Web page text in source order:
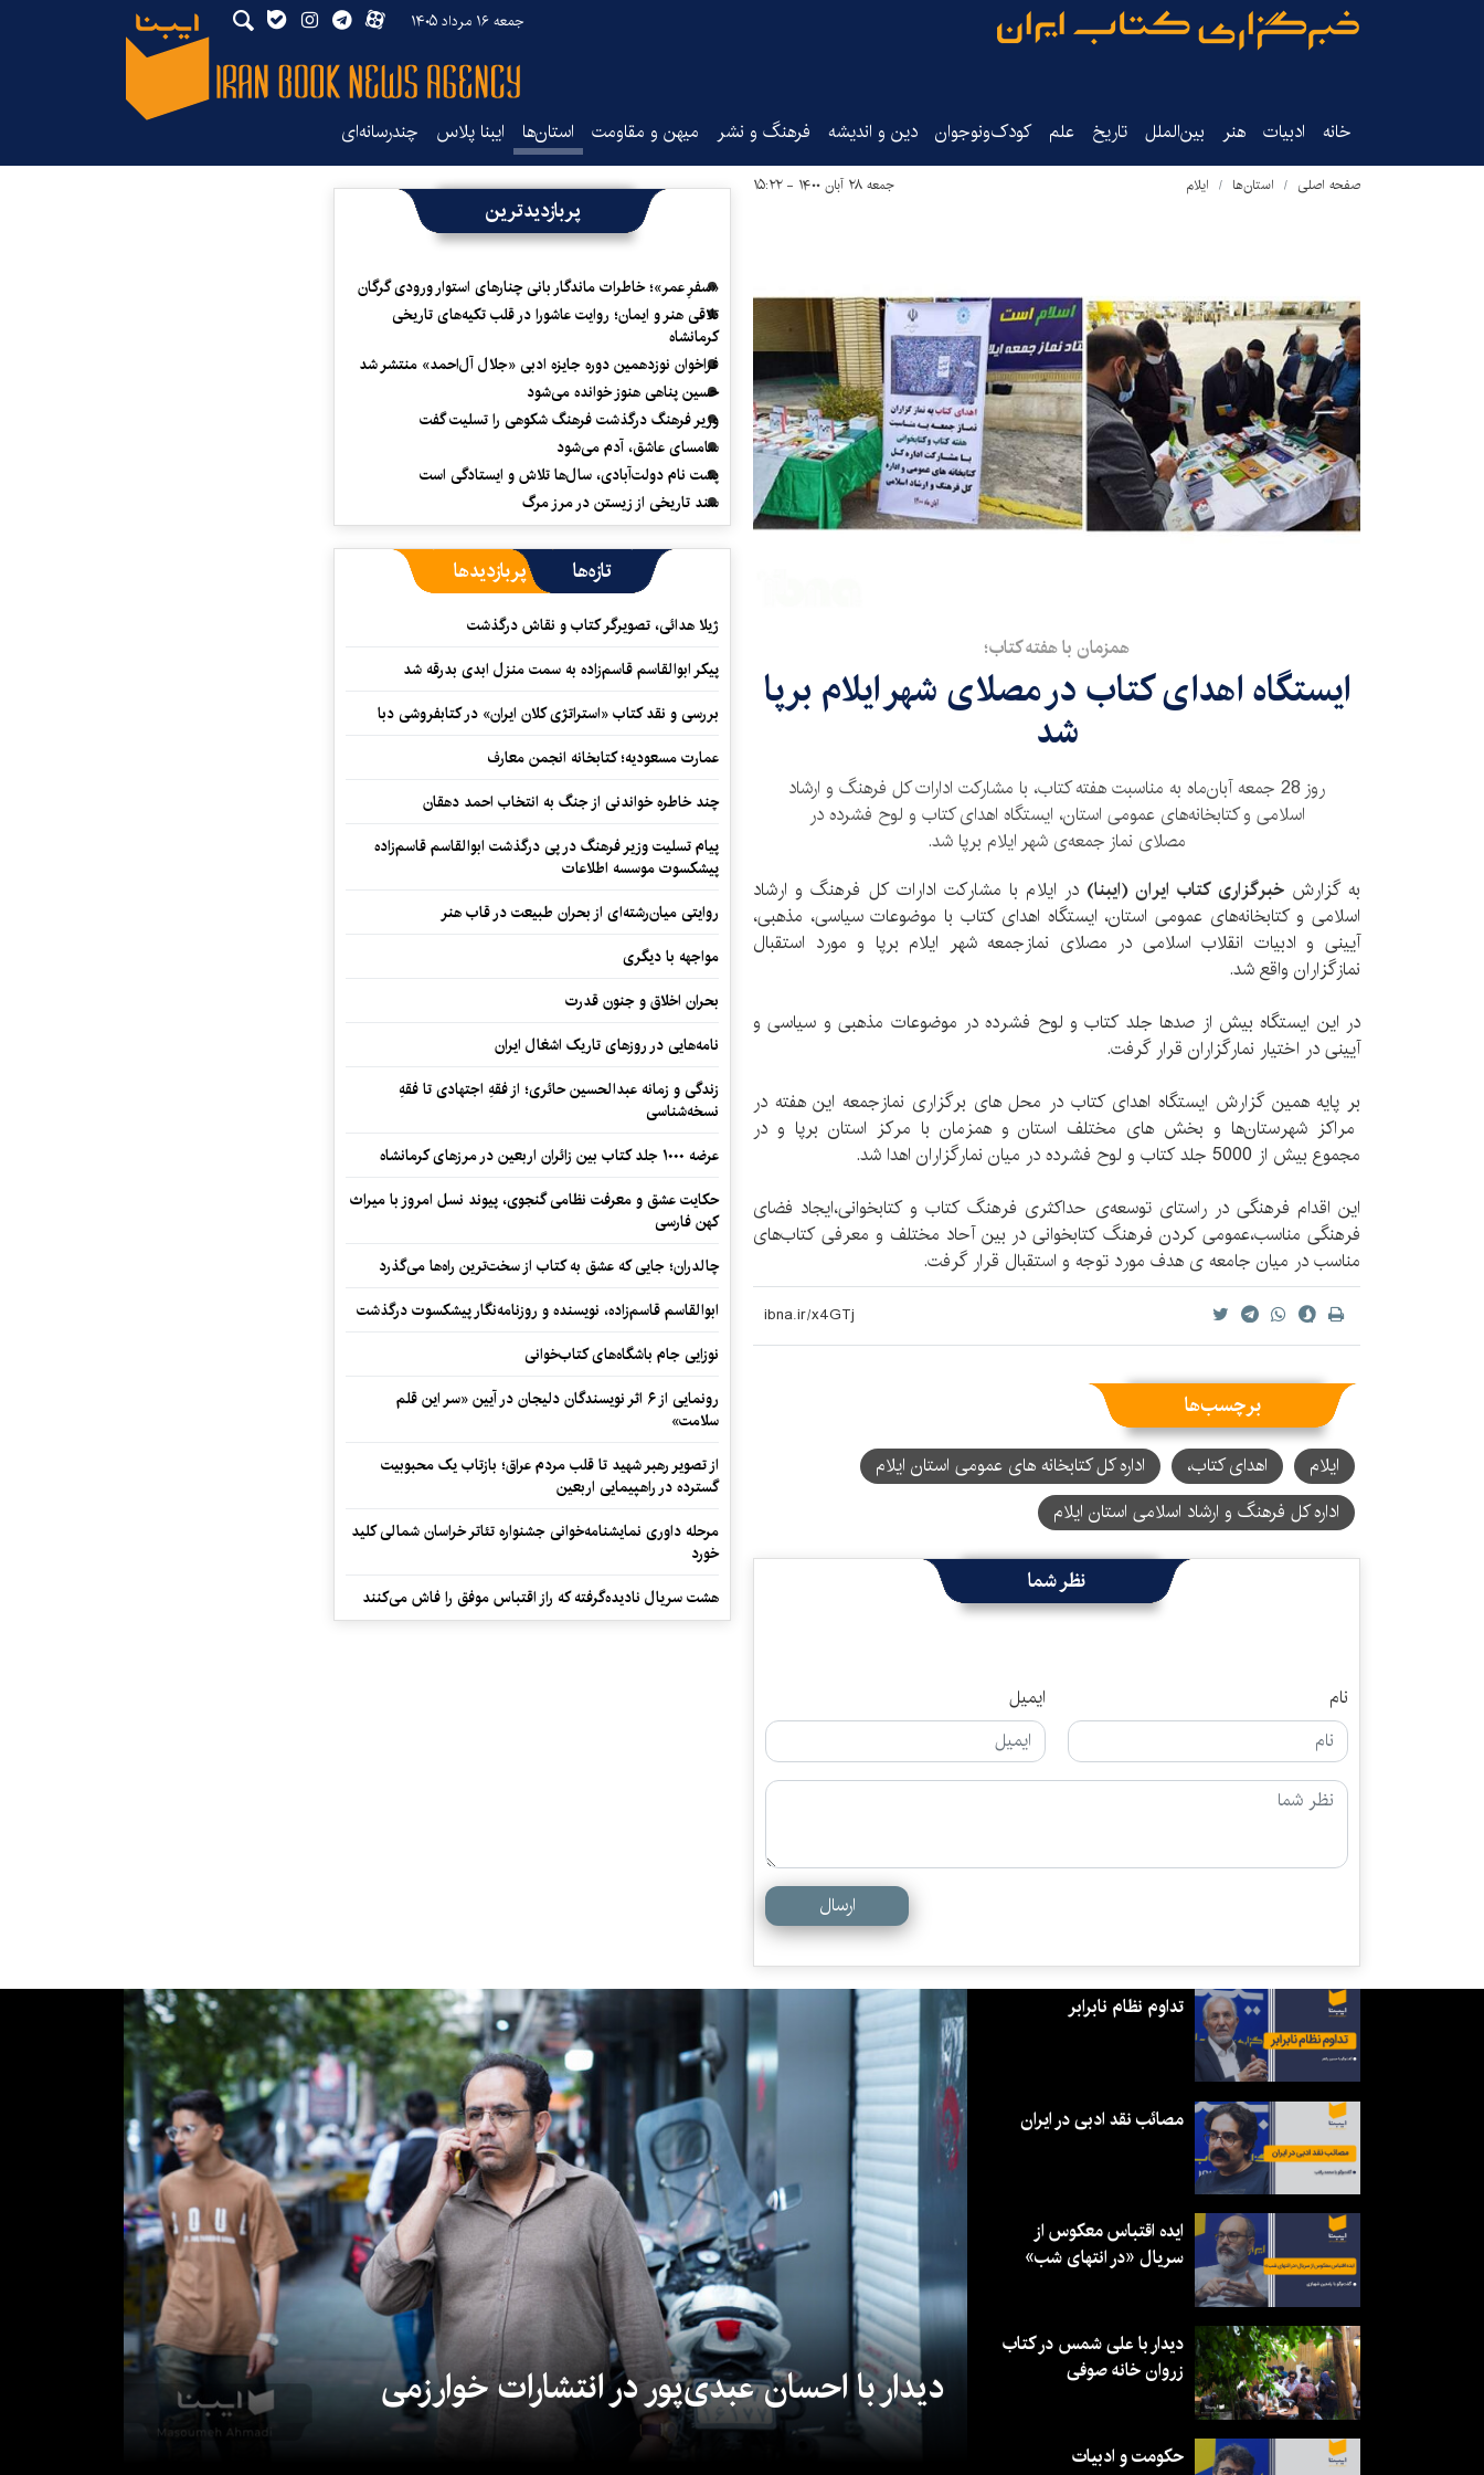
جمعه ۱۶ مرداد ۱۴۰۵
خانه ادبیات هنر بین‌الملل تاریخ‌ علم کودک‌ونوجوان دین و اندیشه فرهنگ و نشر میهن و مقاومت استان‌ها ایبنا پلاس چندرسانه‌ای
صفحه اصلی استان‌ها ایلام جمعه ۲۸ آبان ۱۴۰۰ - ۱۵:۲۲
همزمان با هفته کتاب؛
ایستگاه اهدای کتاب در مصلای شهر ایلام برپا
شد
روز 28 جمعه آبان‌ماه به مناسبت هفته کتاب، با مشارکت ادارات کل فرهنگ و ارشاد
اسلامی و کتابخانه‌های عمومی استان، ایستگاه اهدای کتاب و لوح فشرده در
مصلای نماز جمعه‌ی شهر ایلام برپا شد.
به گزارشخبرگزاری کتاب ایران (ایبنا) در ایلام با مشارکت ادارات کل فرهنگ و ارشاد
اسلامی و کتابخانه‌های عمومی استان، ایستگاه اهدای کتاب با موضوعات سیاسی، مذهبی،
آیینی و ادبیات انقلاب اسلامی در مصلای نمازجمعه شهر ایلام برپا و مورد استقبال
نمازگزاران واقع شد.
در این ایستگاه بیش از صدها جلد کتاب و لوح فشرده در موضوعات مذهبی و سیاسی و
آیینی در اختیار نمارگزاران قرار گرفت.
بر پایه همین گزارش ایستگاه اهدای کتاب در محل های برگزاری نمازجمعه این هفته در
مراکز شهرستان‌ها و بخش های مختلف استان و همزمان با مرکز استان برپا و در
مجموع بیش از 5000 جلد کتاب و لوح فشرده در میان نمارگزاران اهدا شد.
این اقدام فرهنگی در راستای توسعه‌ی حداکثری فرهنگ کتاب و کتابخوانی،ایجاد فضای
فرهنگی مناسب،عمومی کردن فرهنگ کتابخوانی در بین آحاد مختلف و معرفی کتاب‌های
مناسب در میان جامعه ی هدف مورد توجه و استقبال قرار گرفت.
برچسب‌ها
ایلام اهدای کتاب،
اداره کل کتابخانه های عمومی استان ایلام
اداره کل فرهنگ و ارشاد اسلامی استان ایلام
نظر شما
نام ایمیل
ارسال
پربازدیدترین
«سفرِ عمر»؛ خاطرات ماندگار بانی چنارهای استوار ورودی گرگان
تلاقی هنر و ایمان؛ روایت عاشورا در قلب تکیه‌های تاریخی
کرمانشاه
فراخوان نوزدهمین دوره جایزه ادبی «جلال آل‌احمد» منتشر شد
حسین پناهی هنوز خوانده می‌شود
وزیر فرهنگ درگذشت فرهنگ شکوهی را تسلیت گفت
سامسای عاشق، آدم می‌شود
پشت نام دولت‌آبادی، سال‌ها تلاش و ایستادگی است
سند تاریخی از زیستن در مرز مرگ
تازه‌ها پربازدیدها
ژیلا هدائی، تصویرگر کتاب و نقاش درگذشت
پیکر ابوالقاسم قاسم‌زاده به سمت منزل ابدی بدرقه شد
بررسی و نقد کتاب «استراتژی کلان ایران» در کتابفروشی دبا
عمارت مسعودیه؛ کتابخانه انجمن معارف
چند خاطره خواندنی از جنگ به انتخاب احمد دهقان
پیام تسلیت وزیر فرهنگ در پی درگذشت ابوالقاسم قاسم‌زاده
پیشکسوت موسسه اطلاعات
روایتی میان‌رشته‌ای از بحران طبیعت در قاب هنر
مواجهه با دیگری
بحران اخلاق و جنون قدرت
نامه‌هایی در روزهای تاریک اشغال ایران
زندگی و زمانه عبدالحسین حائری؛ از فقهِ اجتهادی تا فقهِ
نسخه‌شناسی
عرضه ۱۰۰۰ جلد کتاب بین زائران اربعین در مرزهای کرمانشاه
حکایت عشق و معرفت نظامی گنجوی، پیوند نسل امروز با میراث
کهن فارسی
چالدران؛ جایی که عشق به کتاب از سخت‌ترین راه‌ها می‌گذرد
ابوالقاسم قاسم‌زاده، نویسنده و روزنامه‌نگار پیشکسوت درگذشت
نوزایی جام باشگاه‌های کتاب‌خوانی
رونمایی از ۶ اثر نویسندگان دلیجان در آیین «سر این قلم
سلامت»
از تصویر رهبر شهید تا قلب مردم عراق؛ بازتاب یک محبوبیت
گسترده در راهپیمایی اربعین
مرحله داوری نمایشنامه‌خوانی جشنواره تئاتر خراسان شمالی کلید
خورد
هشت سریال نادیده‌گرفته که راز اقتباس موفق را فاش می‌کنند
دیدار با احسان عبدی‌پور در انتشارات خوارزمی
تداوم نظام نابرابر
مصائب نقد ادبی در ایران
ایده اقتباس معکوس از
سریال «در انتهای شب»
دیدار با علی شمس در کتاب
زروان خانه صوفی
حکومت و ادبیات